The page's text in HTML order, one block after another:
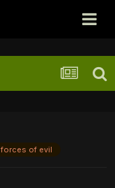
of evil